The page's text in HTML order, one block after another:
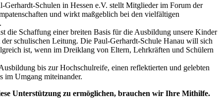
Gerhardt-Schulen in Hessen e.V. stellt Mitglieder im Forum der
und wirkt maßgeblich bei den vielfältigen
die Schaffung einer breiten Basis für die Ausbildung unsere Kinder
der schulischen Leitung. Die Paul-Gerhardt-Schule Hanau will sich
ist, wenn im Dreiklang von Eltern, Lehrkräften und Schülern
bis zur Hochschulreife, einen reflektierten und gelebten
im Umgang miteinander.
Unterstützung zu ermöglichen, brauchen wir Ihre Mithilfe.